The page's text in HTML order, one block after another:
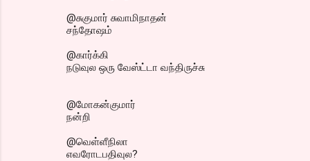
@சுகுமார் சுவாமிநாதன்
சந்தோஷம்
@கார்க்கி
நடுவுல ஒரு வேஸ்ட்டா வந்திருச்சு
@மோகன்குமார்
நன்றி
@வெள்ளீநிலா
எவரோடபதிவுல?